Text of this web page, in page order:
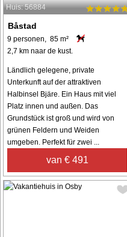
Huis: 56884
Båstad
9 personen, 85 m²
2,7 km naar de kust.
Ländlich gelegene, private
Unterkunft auf der attraktiven
Halbinsel Bjäre. Ein Haus mit viel
Platz innen und außen. Das
Grundstück ist groß und wird von
grünen Feldern und Weiden
umgeben. Perfekt für zwei ...
van € 491